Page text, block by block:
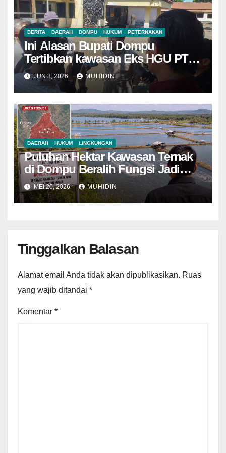
BERITA DAERAH DOMPU HUKUM PETERNAKAN
Ini Alasan Bupati Dompu
Tertibkan kawasan Eks HGU PT
Lawata Permai
JUN 3, 2026 MUHIDIN
DAERAH HUKUM LINGKUNGAN
Puluhan Hektar Kawasan Ternak
di Dompu Beralih Fungsi Jadi
Tambak Udang
MEI 20, 2026 MUHIDIN
Tinggalkan Balasan
Alamat email Anda tidak akan dipublikasikan. Ruas
yang wajib ditandai *
Komentar *